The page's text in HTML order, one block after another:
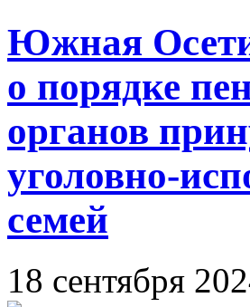
Южная
о порядке
органов
уголовно-
семей
18 сентября